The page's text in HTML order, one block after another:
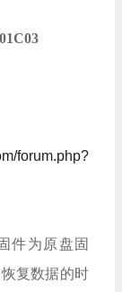
forum.php?
件为原盘固
复数据的时